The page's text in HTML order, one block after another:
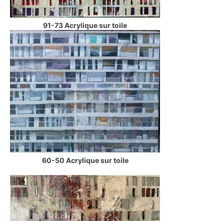
91-73 Acrylique sur toile
60-50 Acrylique sur toile